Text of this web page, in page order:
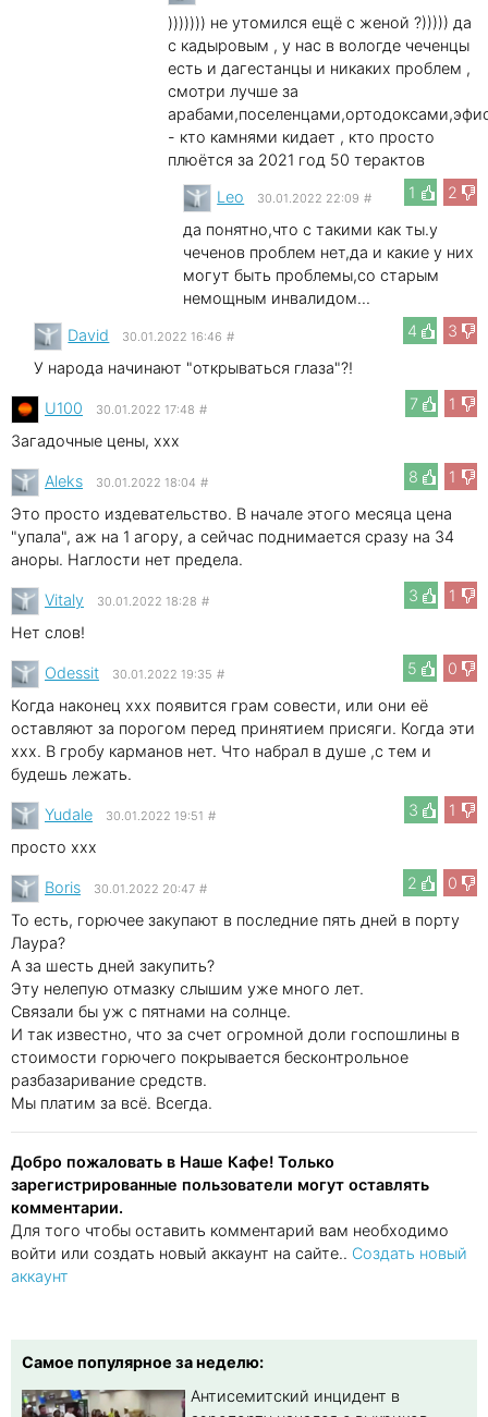
))))))) не утомился ещё с женой ?))))) да
с кадыровым , у нас в вологде чеченцы
есть и дагестанцы и никаких проблем ,
смотри лучше за
- кто камнями кидает , кто просто
плюётся за 2021 год 50 терактов
1
2
Leo 30.01.2022 22:09 #
да понятно,что с такими как ты.у
чеченов проблем нет,да и какие у них
могут быть проблемы,со старым
немощным инвалидом...
4
3
David 30.01.2022 16:46 #
У народа начинают "открываться глаза"?!
7
1
U100 30.01.2022 17:48 #
Загадочные цены, xxx
8
1
Aleks 30.01.2022 18:04 #
Это просто издевательство. В начале этого месяца цена
"упала", аж на 1 агору, а сейчас поднимается сразу на 34
аноры. Наглости нет предела.
3
1
Vitaly 30.01.2022 18:28 #
Нет слов!
5
0
Odessit 30.01.2022 19:35 #
Когда наконец xxx появится грам совести, или они её
оставляют за порогом перед принятием присяги. Когда эти
xxx. В гробу карманов нет. Что набрал в душе ,с тем и
будешь лежать.
3
1
Yudale 30.01.2022 19:51 #
просто xxx
2
0
Boris 30.01.2022 20:47 #
То есть, горючее закупают в последние пять дней в порту
Лаура?
А за шесть дней закупить?
Эту нелепую отмазку слышим уже много лет.
Связали бы уж с пятнами на солнце.
И так известно, что за счет огромной доли госпошлины в
стоимости горючего покрывается бесконтрольное
разбазаривание средств.
Мы платим за всё. Всегда.
Добро пожаловать в Наше Кафе! Только
зарегистрированные пользователи могут оставлять
комментарии.
Для того чтобы оставить комментарий вам необходимо
войти или создать новый аккаунт на сайте.. Создать новый
аккаунт
Самое популярное за неделю:
Антисемитский инцидент в